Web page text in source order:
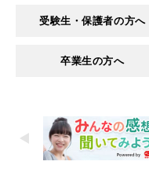
受験生・保護者の方へ
卒業生の方へ